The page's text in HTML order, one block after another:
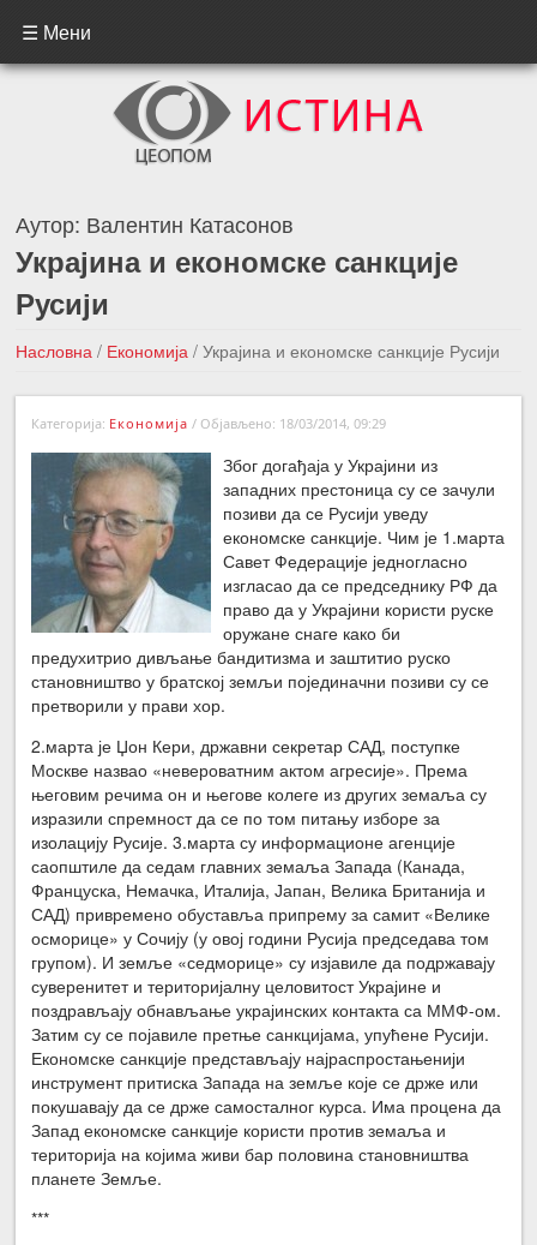
☰ Мени
Аутор: Валентин Катасонов
Украјина и економске санкције
Русији
Насловна / Економија / Украјина и економске санкције Русији
←Претходна вест
Следећа вест →
Категорија: Економија / Објављено: 18/03/2014, 09:29
Због догађаја у Украјини из
западних престоница су се зачули
позиви да се Русији уведу
економске санкције. Чим је 1.марта
Савет Федерације једногласно
изгласао да се председнику РФ да
право да у Украјини користи руске
оружане снаге како би
предухитрио дивљање бандитизма и заштитио руско
становништво у братској земљи појединачни позиви су се
претворили у прави хор.
2.марта је Џон Кери, државни секретар САД, поступке
Москве назвао «невероватним актом агресије». Према
његовим речима он и његове колеге из других земаља су
изразили спремност да се по том питању изборе за
изолацију Русије. 3.марта су информационе агенције
саопштиле да седам главних земаља Запада (Канада,
Француска, Немачка, Италија, Јапан, Велика Британија и
САД) привремено обуставља припрему за самит «Велике
осморице» у Сочију (у овој години Русија председава том
групом). И земље «седморице» су изјавиле да подржавају
суверенитет и територијалну целовитост Украјине и
поздрављају обнављање украјинских контакта са ММФ-ом.
Затим су се појавиле претње санкцијама, упућене Русији.
Економске санкције представљају најраспростањенији
инструмент притиска Запада на земље које се држе или
покушавају да се држе самосталног курса. Има процена да
Запад економске санкције користи против земаља и
територија на којима живи бар половина становништва
планете Земље.
***